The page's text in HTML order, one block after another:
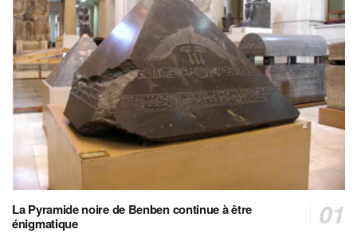
La Pyramide noire de Benben continue à être
énigmatique